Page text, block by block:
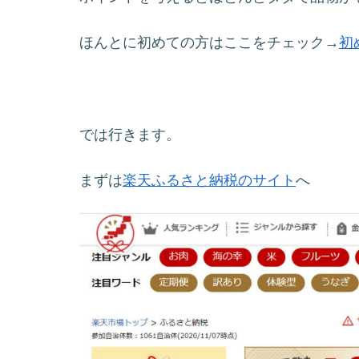
ほんとに初めての方はここをチェック→初
では行きます。
まずは楽天ふるさと納税のサイト へ